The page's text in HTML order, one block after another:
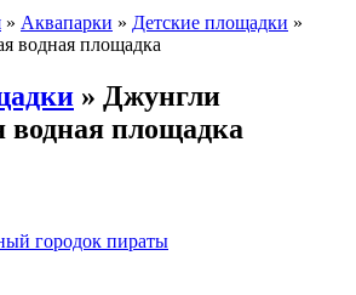
» Аквапарки » Детские площадки »
водная площадка
» Джунгли
водная площадка